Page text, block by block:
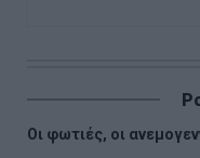
Οι φωτιές, οι